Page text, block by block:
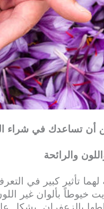
أن تساعدك في شراء
والرائحة
لهما تأثير كبير في
خيوطاً بألوان غير